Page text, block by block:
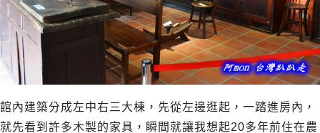
館內建築分成左中右三大棟，先從左邊逛起，一踏進房內，
就先看到許多木製的家具，瞬間就讓我想起20多年前住在農